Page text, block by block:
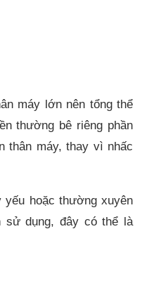
máy lớn nên tổng thể
thường bê riêng phần
thân máy, thay vì nhấc
hoặc thường xuyên
sử dụng, đây có thể là